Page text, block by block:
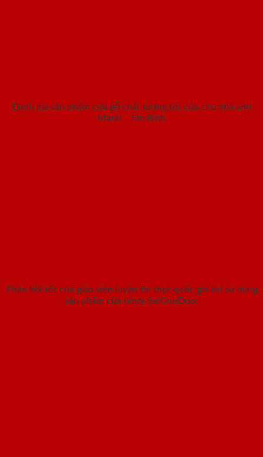
Đánh giá sản phẩm cửa gỗ chất lượng tốt của chủ nhà anh
Mạnh - Tân Bình
Phản hồi tốt của giáo viên luyện thi thpt quốc gia khi sử dụng
sản phẩm cửa nhựa SaiGonDoor